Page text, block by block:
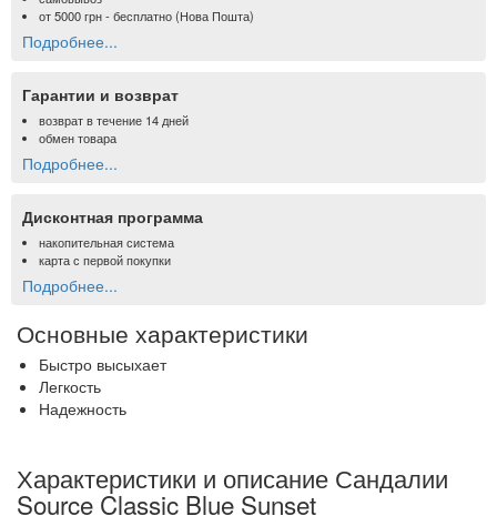
от5000 грн- бесплатно (Нова Пошта)
Подробнее...
Гарантии и возврат
возврат в течение 14 дней
обмен товара
Подробнее...
Дисконтная программа
накопительная система
карта с первой покупки
Подробнее...
Основные характеристики
Быстро высыхает
Легкость
Надежность
Характеристики и описание Сандалии
Source Classic Blue Sunset